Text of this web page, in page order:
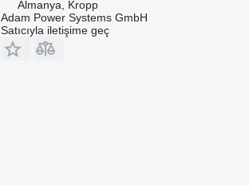
Almanya, Kropp
Adam Power Systems GmbH
Satıcıyla iletişime geç